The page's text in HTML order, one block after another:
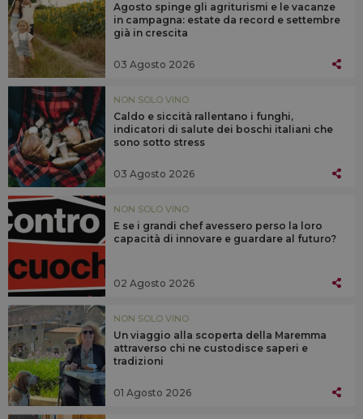
Agosto spinge gli agriturismi e le vacanze
in campagna: estate da record e settembre
già in crescita
03 Agosto 2026
NON SOLO VINO
Caldo e siccità rallentano i funghi,
indicatori di salute dei boschi italiani che
sono sotto stress
03 Agosto 2026
NON SOLO VINO
E se i grandi chef avessero perso la loro
capacità di innovare e guardare al futuro?
02 Agosto 2026
NON SOLO VINO
Un viaggio alla scoperta della Maremma
attraverso chi ne custodisce saperi e
tradizioni
01 Agosto 2026